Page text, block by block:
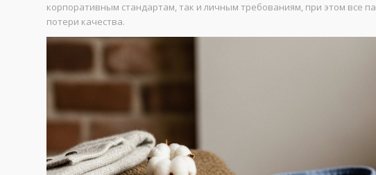
корпоративным стандартам, так и личным требованиям, при этом все
потери качества.